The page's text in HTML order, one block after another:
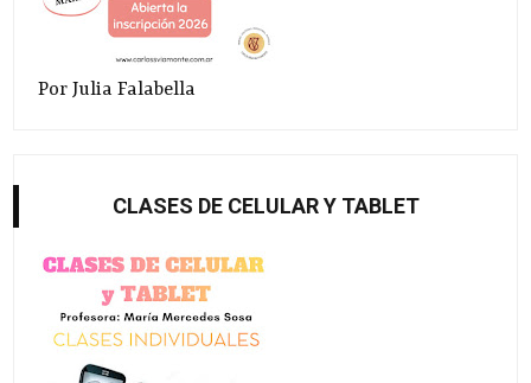
Por Julia Falabella
CLASES DE CELULAR Y TABLET